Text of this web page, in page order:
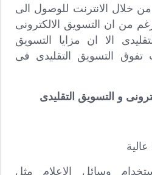
خلال الانترنت للوصول الى
من ان التسويق الالكترونى
الا ان مزايا التسويق
تفوق التسويق التقليدى فى
و التسويق التقليدى
وسائل الاعلام مثل